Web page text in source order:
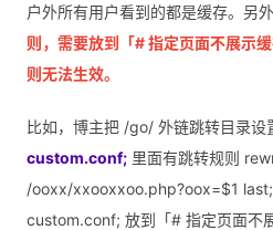
户外所有用户看到的都是缓存。另外
则，需要放到「# 指定页面不展示
则无法生效。
比如，博主把 /go/ 外链跳转目录设
custom.conf; 里面有跳转规则
/ooxx/xxooxxoo.php?oox=$1
custom.conf; 放到「# 指定页面不